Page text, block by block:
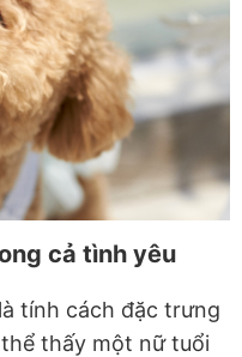
cả tình yêu
tính cách đặc trưng
thấy một nữ tuổi